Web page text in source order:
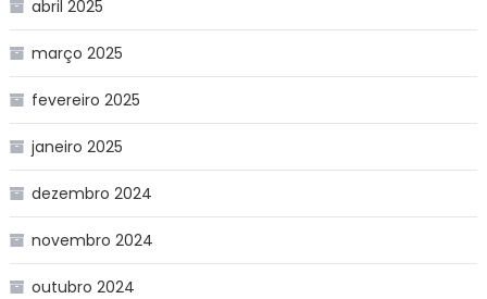
abril 2025
março 2025
fevereiro 2025
janeiro 2025
dezembro 2024
novembro 2024
outubro 2024